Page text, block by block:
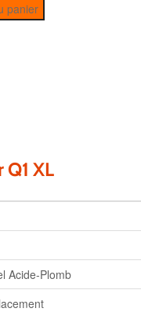
panier
XL
Acide‑Plomb